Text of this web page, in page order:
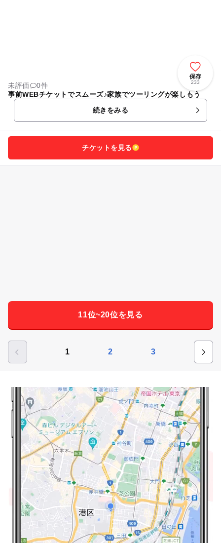
保存
233
未評価
0件
事前WEBチケットでスムーズ♪家族でツーリングが楽しもう
続きをみる
チケットを見る
11位~20位を見る
1 2 3